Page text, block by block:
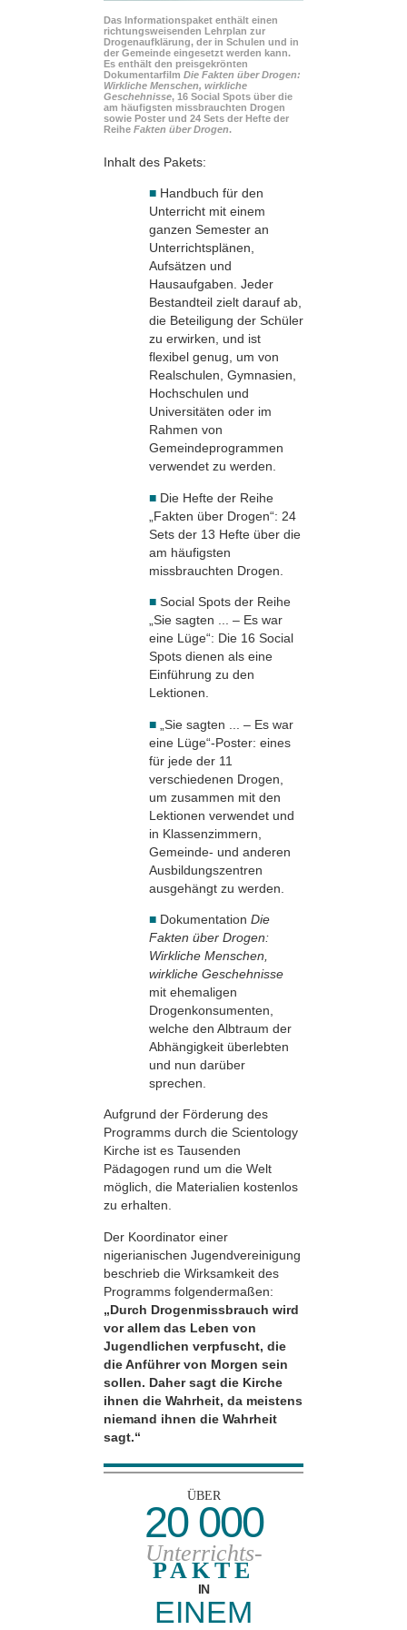
Das Informationspaket enthält einen
richtungsweisenden Lehrplan zur
Drogenaufklärung, der in Schulen und in
der Gemeinde eingesetzt werden kann.
Es enthält den preisgekrönten
Dokumentarfilm Die Fakten über Drogen:
Wirkliche Menschen, wirkliche
Geschehnisse, 16 Social Spots über die
am häufigsten missbrauchten Drogen
sowie Poster und 24 Sets der Hefte der
Reihe Fakten über Drogen.
Inhalt des Pakets:
■ Handbuch für den
Unterricht mit einem
ganzen Semester an
Unterrichtsplänen,
Aufsätzen und
Hausaufgaben. Jeder
Bestandteil zielt darauf ab,
die Beteiligung der Schüler
zu erwirken, und ist
flexibel genug, um von
Realschulen, Gymnasien,
Hochschulen und
Universitäten oder im
Rahmen von
Gemeindeprogrammen
verwendet zu werden.
■ Die Hefte der Reihe
„Fakten über Drogen“: 24
Sets der 13 Hefte über die
am häufigsten
missbrauchten Drogen.
■ Social Spots der Reihe
„Sie sagten ... – Es war
eine Lüge“: Die 16 Social
Spots dienen als eine
Einführung zu den
Lektionen.
■ „Sie sagten ... – Es war
eine Lüge“-Poster: eines
für jede der 11
verschiedenen Drogen,
um zusammen mit den
Lektionen ver­wendet und
in Klassen­zimmern,
Gemeinde- und anderen
Ausbildungszentren
ausgehängt zu werden.
■ Dokumentation Die
Fakten über Drogen:
Wirkliche Menschen,
wirkliche Geschehnisse
mit ehemaligen
Drogenkonsumenten,
welche den Albtraum der
Abhängigkeit überlebten
und nun darüber
sprechen.
Aufgrund der Förderung des
Programms durch die Scientology
Kirche ist es Tausenden
Pädagogen rund um die Welt
möglich, die Materialien kostenlos
zu erhalten.
Der Koordinator einer
nigerianischen Jugendvereinigung
beschrieb die Wirksamkeit des
Programms folgendermaßen:
„Durch Drogenmissbrauch wird
vor allem das Leben von
Jugendlichen verpfuscht, die
die Anführer von Morgen sein
sollen. Daher sagt die Kirche
ihnen die Wahrheit, da meistens
niemand ihnen die Wahrheit
sagt.“
ÜBER
20 000
Unterrichts-
PAKTE
IN
EINEM